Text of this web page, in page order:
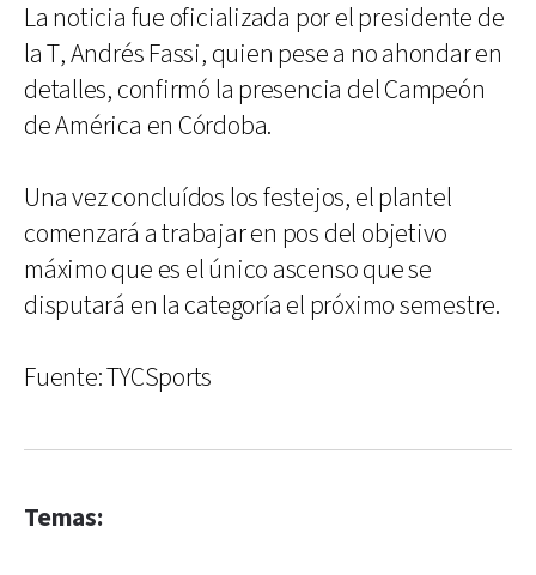
La noticia fue oficializada por el presidente de
la T, Andrés Fassi, quien pese a no ahondar en
detalles, confirmó la presencia del Campeón
de América en Córdoba.
Una vez concluídos los festejos, el plantel
comenzará a trabajar en pos del objetivo
máximo que es el único ascenso que se
disputará en la categoría el próximo semestre.
Fuente: TYCSports
Temas: